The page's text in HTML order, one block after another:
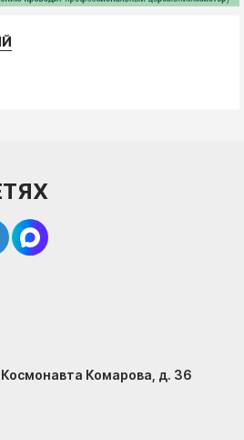
Комарова, д. 36